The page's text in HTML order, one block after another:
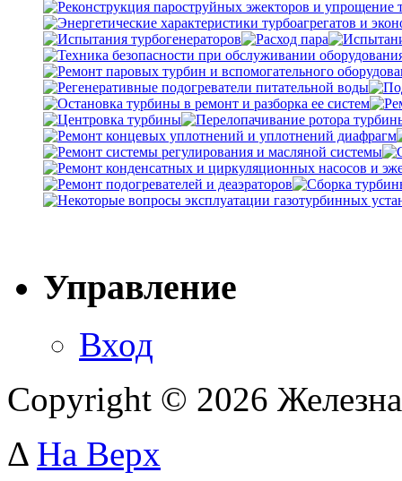
Управление
Вход
Copyright © 2026
Δ На Верх